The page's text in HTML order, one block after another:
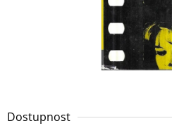
Dostupnost